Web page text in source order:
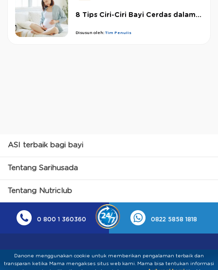
8 Tips Ciri-Ciri Bayi Cerdas dalam...
Disusun oleh: Tim Penulis
ASI terbaik bagi bayi
Tentang Sarihusada
Tentang Nutriclub
0 800 1 360360 0822 5858 1818
Danone menggunakan cookie untuk memberikan pengalaman terbaik dan
transparan ketika Mama mengakses situs web kami. Mama bisa tentukan informasi